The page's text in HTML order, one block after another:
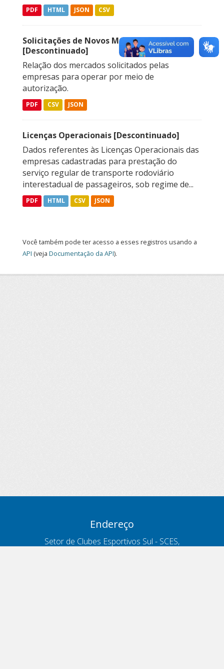
PDF HTML JSON CSV
Solicitações de Novos Mercados
[Descontinuado]
Relação dos mercados solicitados pelas
empresas para operar por meio de
autorização.
PDF CSV JSON
Licenças Operacionais [Descontinuado]
Dados referentes às Licenças Operacionais das
empresas cadastradas para prestação do
serviço regular de transporte rodoviário
interestadual de passageiros, sob regime de...
PDF HTML CSV JSON
Você também pode ter acesso a esses registros usando a
API (veja Documentação da API).
Endereço
Setor de Clubes Esportivos Sul - SCES,